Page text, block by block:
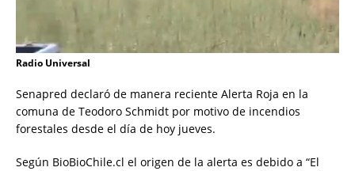
Radio Universal
Senapred declaró de manera reciente Alerta Roja en la
comuna de Teodoro Schmidt por motivo de incendios
forestales desde el día de hoy jueves.
Según BioBioChile.cl el origen de la alerta es debido a “El